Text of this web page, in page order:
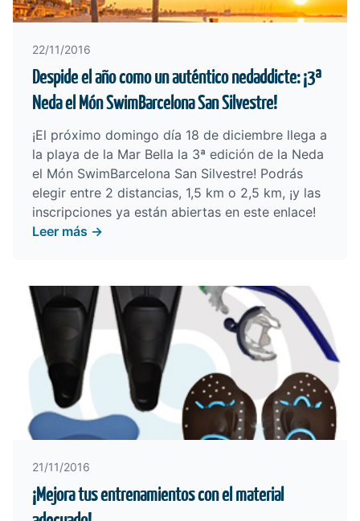
22/11/2016
Despide el año como un auténtico nedaddicte: ¡3ª
Neda el Món SwimBarcelona San Silvestre!
¡El próximo domingo día 18 de diciembre llega a
la playa de la Mar Bella la 3ª edición de la Neda
el Món SwimBarcelona San Silvestre! Podrás
elegir entre 2 distancias, 1,5 km o 2,5 km, ¡y las
inscripciones ya están abiertas en este enlace!
Leer más →
21/11/2016
¡Mejora tus entrenamientos con el material